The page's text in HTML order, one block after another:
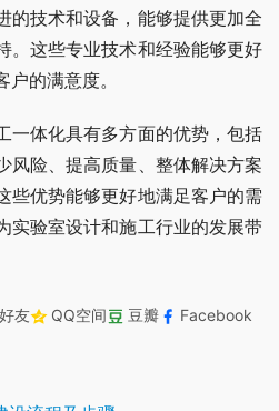
的技术和设备，能够提供更加全
。这些专业技术和经验能够更好
的满意度。
一体化具有多方面的优势，包括
风险、提高质量、整体解决方案
些优势能够更好地满足客户的需
实验室设计和施工行业的发展带
友 QQ空间 豆瓣
Facebook